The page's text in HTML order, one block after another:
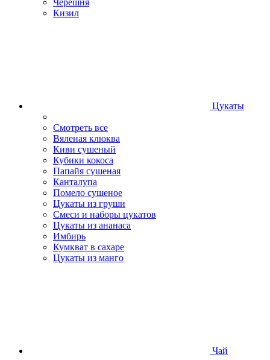
Черешня
Кизил
Цукаты
Смотреть все
Вяленая клюква
Киви сушеный
Кубики кокоса
Папайя сушеная
Канталупа
Помело сушеное
Цукаты из груши
Смеси и наборы цукатов
Цукаты из ананаса
Имбирь
Кумкват в сахаре
Цукаты из манго
Чай